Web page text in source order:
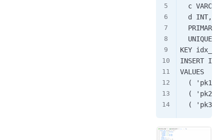
KEY
INSERT
VALUES